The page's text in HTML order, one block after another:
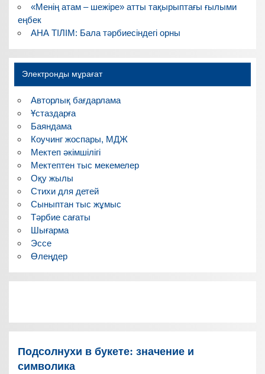
«Менің атам – шежіре» атты тақырыптағы ғылыми
еңбек
АНА ТІЛІМ: Бала тәрбиесіндегі орны
Электронды мұрағат
Авторлық бағдарлама
Ұстаздарға
Баяндама
Коучинг жоспары, МДЖ
Мектеп әкімшілігі
Мектептен тыс мекемелер
Оқу жылы
Стихи для детей
Сыныптан тыс жұмыс
Тәрбие сағаты
Шығарма
Эссе
Өлеңдер
Подсолнухи в букете: значение и
символика